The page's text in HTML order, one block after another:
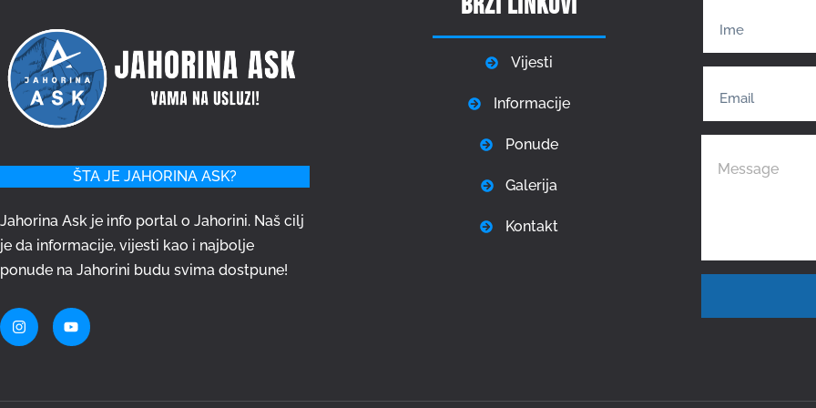
ŠTA JE JAHORINA ASK?
Jahorina Ask je info portal o Jahorini. Naš cilj
je da informacije, vijesti kao i najbolje
ponude na Jahorini budu svima dostpune!
Vijesti
Informacije
Ponude
Galerija
Kontakt